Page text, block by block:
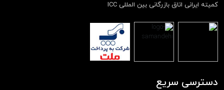
کمیته ایرانی اتاق بازرگانی بین المللی ICC
دسترسی سریع